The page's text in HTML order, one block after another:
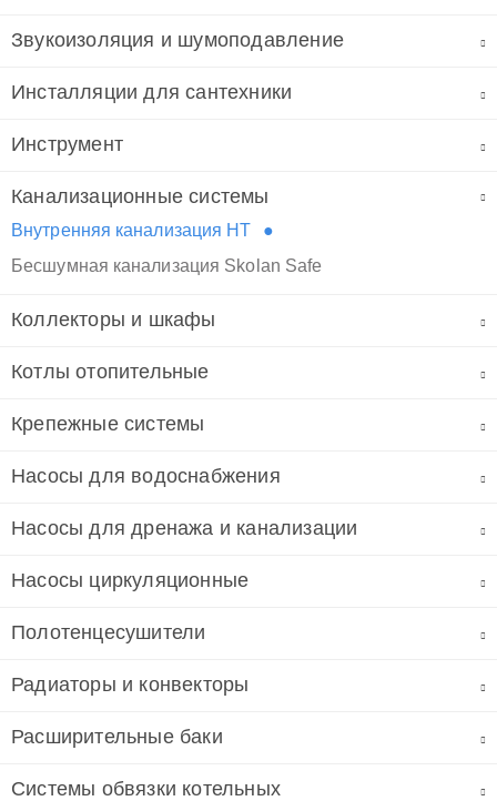
Звукоизоляция и шумоподавление
Инсталляции для сантехники
Инструмент
Канализационные системы
Внутренняя канализация HT
Бесшумная канализация Skolan Safe
Коллекторы и шкафы
Котлы отопительные
Крепежные системы
Насосы для водоснабжения
Насосы для дренажа и канализации
Насосы циркуляционные
Полотенцесушители
Радиаторы и конвекторы
Расширительные баки
Системы обвязки котельных